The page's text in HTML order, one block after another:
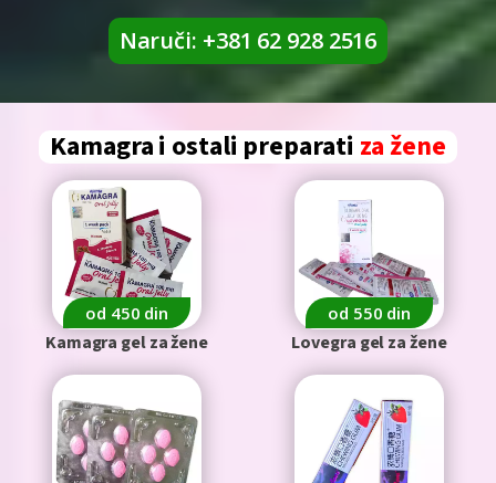
Naruči: +381 62 928 2516
Kamagra i ostali preparati za žene
od 450 din
Kamagra gel za žene
od 550 din
Lovegra gel za žene